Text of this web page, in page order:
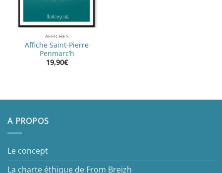
AFFICHES
Affiche Saint-Pierre
Penmarc’h
19,90€
A PROPOS
Le concept
La charte éthique de From Breizh